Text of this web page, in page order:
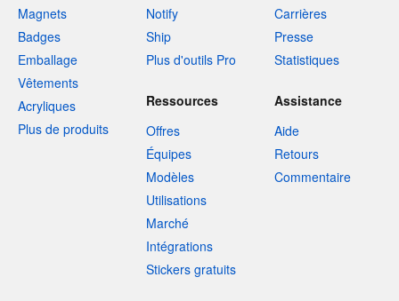
Magnets
Badges
Emballage
Vêtements
Acryliques
Plus de produits
Notify
Ship
Plus d'outils Pro
Carrières
Presse
Statistiques
Ressources
Offres
Équipes
Modèles
Utilisations
Marché
Intégrations
Stickers gratuits
Assistance
Aide
Retours
Commentaire